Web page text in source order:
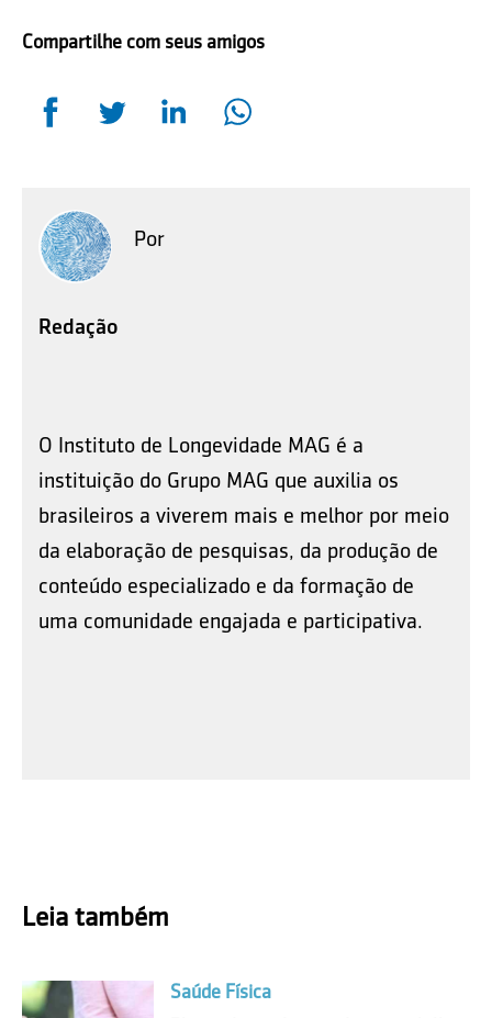
Compartilhe com seus amigos
Por
Redação
O Instituto de Longevidade MAG é a
instituição do Grupo MAG que auxilia os
brasileiros a viverem mais e melhor por meio
da elaboração de pesquisas, da produção de
conteúdo especializado e da formação de
uma comunidade engajada e participativa.
Leia também
Saúde Física